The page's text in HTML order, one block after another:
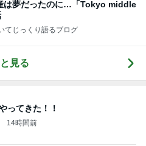
は夢だったのに…「Tokyo middle
てじっくり語るブログ
見る
ってきた！！
14時間前